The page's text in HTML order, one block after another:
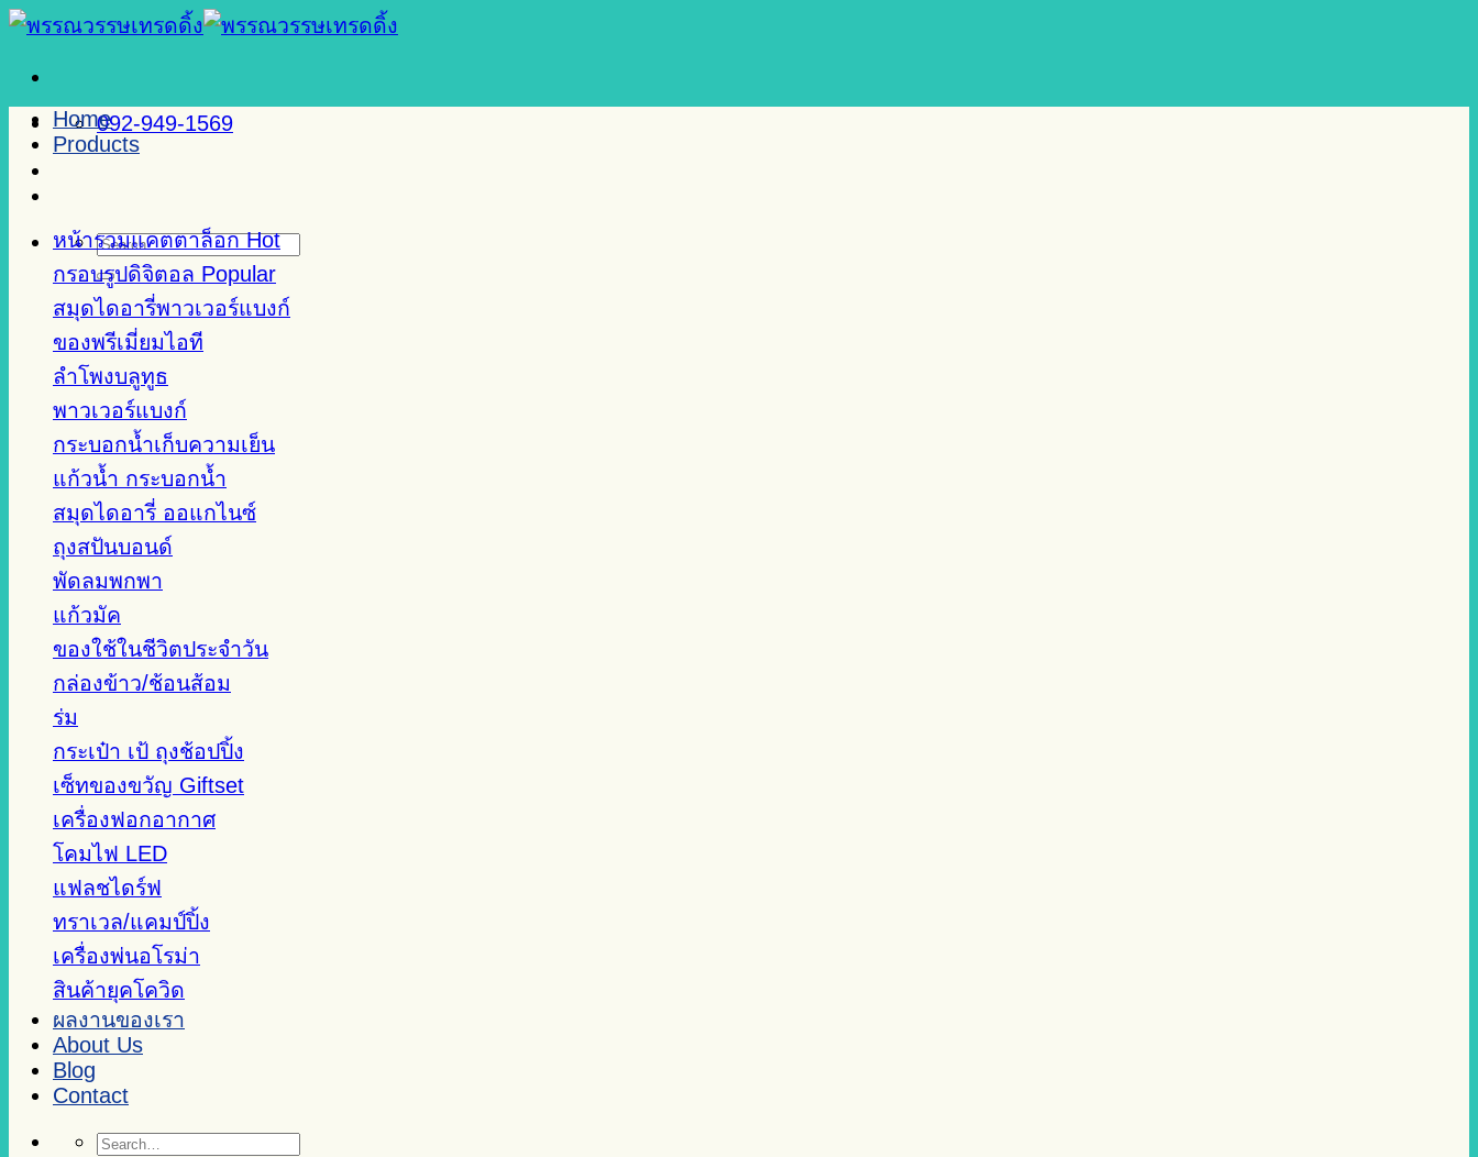
Skip
content
092-949-1569
Search
for:
Home
Products
หน้ารวมแคตตาล็อก
กรอบรูปดิจิตอล
สมุดไดอารี่พาวเวอร์แบงก์
ของพรีเมี่ยมไอที
ลำโพงบลูทูธ
พาวเวอร์แบงก์
กระบอกน้ำเก็บความเย็น
แก้วน้ำ กระบอกน้ำ
สมุดไดอารี่ ออแกไนซ์
ถุงสปันบอนด์
พัดลมพกพา
แก้วมัค
ของใช้ในชีวิตประจำวัน
กล่องข้าว/ช้อนส้อม
ร่ม
กระเป๋า เป้ ถุงช้อปปิ้ง
เซ็ทของขวัญ Giftset
เครื่องฟอกอากาศ
โคมไฟ LED
แฟลชไดร์ฟ
ทราเวล/แคมป์ปิ้ง
เครื่องพ่นอโรม่า
สินค้ายุคโควิด
ผลงานของเรา
About Us
Blog
Contact
Search